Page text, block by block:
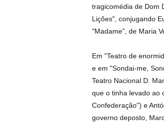
tragicomédia de Dom
Lições", conjugando
"Madame", de Maria
Em "Teatro de
e em "Sondai-me,
Teatro Nacional D.
que o tinha levado ao
Confederação") e
governo deposto,